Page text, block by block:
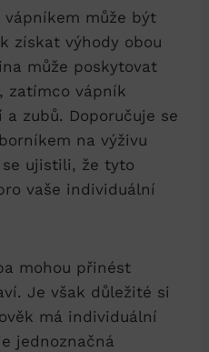
vápníkem může být
získat výhody obou
může poskytovat
zatímco vápník
zubů. Doporučuje se
na výživu
ujistili, že tyto
vaše individuální
mohou přinést
Je však důležité si
má individuální
jednoznačná